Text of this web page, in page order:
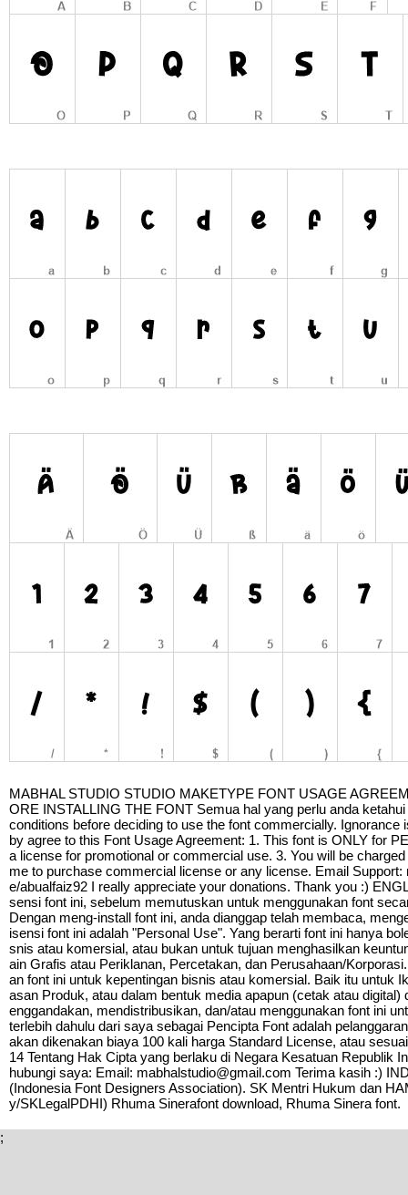
MABHAL STUDIO STUDIO MAKETYPE FONT USAGE
ORE INSTALLING THE FONT Semua hal yang perlu anda
conditions before deciding to use the font commercially.
by agree to this Font Usage Agreement: 1. This font is ONLY for
a license for promotional or commercial use. 3. You will be
me to purchase commercial license or any license. Email
e/abualfaiz92 I really appreciate your donations. Thank you :)
sensi font ini, sebelum memutuskan untuk menggunakan font
Dengan meng-install font ini, anda dianggap telah membaca,
isensi font ini adalah "Personal Use". Yang berarti font ini hanya
snis atau komersial, atau bukan untuk tujuan menghasilkan
ain Grafis atau Periklanan, Percetakan, dan Perusahaan/
an font ini untuk kepentingan bisnis atau komersial. Baik itu untuk
asan Produk, atau dalam bentuk media apapun (cetak atau
enggandakan, mendistribusikan, dan/atau menggunakan font ini
terlebih dahulu dari saya sebagai Pencipta Font adalah
akan dikenakan biaya 100 kali harga Standard License, atau
14 Tentang Hak Cipta yang berlaku di Negara Kesatuan Republik
hubungi saya: Email: mabhalstudio@gmail.com Terima kasih :)
(Indonesia Font Designers Association). SK Mentri Hukum dan
y/SKLegalPDHI) Rhuma Sinerafont download, Rhuma Sinera font.
;